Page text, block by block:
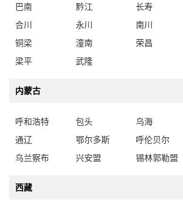
巴南
黔江 长寿
合川
永川 南川
铜梁
潼南 荣昌
梁平
武隆
内蒙古
呼和浩特 包头 乌海
通辽
鄂尔多斯 呼伦贝尔
乌兰察布
兴安盟 锡林郭勒盟
西藏